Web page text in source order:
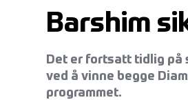
Barshim
Det er fortsatt tidlig på
ved å vinne begge
programmet.